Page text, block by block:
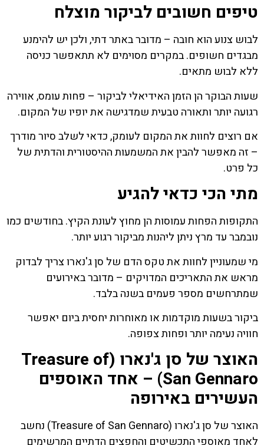
טיפים חשובים לביקור מוצלח
לבוש צנוע הוא חובה – מדובר באתר דתי, ולכן יש להימנע
מבגדים חשופים. במקרים מסוימים לא תתאפשר כניסה
ללא לבוש מתאים.
שעות הבוקר הן הזמן האידיאלי לביקור – פחות עומס, אווירה
רגועה יותר ותאורה טבעית שמדגישה את יופיו של המקום.
אם רוצים לחוות את המקום לעומק, כדאי לשלב סיור מודרך
– זה מאפשר להבין את המשמעות ההיסטורית והדתית של
כל פרט.
מתי הכי כדאי להגיע
התקופות הפחות עמוסות הן מחוץ לעונת הקיץ. בחודשים כמו
נובמבר עד מרץ ניתן ליהנות מביקור רגוע יותר.
מי שמעוניין לחוות את טקס הדם של סן ג'נארו צריך לבדוק
מראש את התאריכים המדויקים – מדובר באירועים
שמתרחשים מספר פעמים בשנה בלבד.
ביקור בשעות מוקדמות או מאוחרות יחסית ביום יאפשר
חוויה נעימה יותר ופחות צפופה.
האוצר של סן ג'נארו (Treasure of
San Gennaro) – אחד האוספים
העשירים באירופה
האוצר של סן ג'נארו (Treasure of San Gennaro) נחשב